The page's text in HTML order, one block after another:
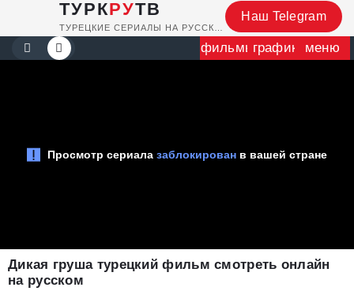
ТУРКРУТВ Наш Telegram
фильмыграфик меню
Дикая груша турецкий фильм смотреть онлайн
на русском